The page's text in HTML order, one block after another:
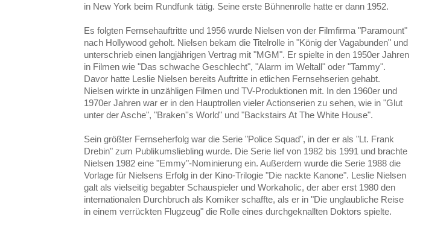
in New York beim Rundfunk tätig. Seine erste Bühnenrolle hatte er dann 1952.
Es folgten Fernsehauftritte und 1956 wurde Nielsen von der Filmfirma "Paramount"
nach Hollywood geholt. Nielsen bekam die Titelrolle in "König der Vagabunden" und
unterschrieb einen langjährigen Vertrag mit "MGM". Er spielte in den 1950er Jahren
in Filmen wie "Das schwache Geschlecht", "Alarm im Weltall" oder "Tammy".
Davor hatte Leslie Nielsen bereits Auftritte in etlichen Fernsehserien gehabt.
Nielsen wirkte in unzähligen Filmen und TV-Produktionen mit. In den 1960er und
1970er Jahren war er in den Hauptrollen vieler Actionserien zu sehen, wie in "Glut
unter der Asche", "Braken''s World" und "Backstairs At The White House".
Sein größter Fernseherfolg war die Serie "Police Squad", in der er als "Lt. Frank
Drebin" zum Publikumsliebling wurde. Die Serie lief von 1982 bis 1991 und brachte
Nielsen 1982 eine "Emmy"-Nominierung ein. Außerdem wurde die Serie 1988 die
Vorlage für Nielsens Erfolg in der Kino-Trilogie "Die nackte Kanone". Leslie Nielsen
galt als vielseitig begabter Schauspieler und Workaholic, der aber erst 1980 den
internationalen Durchbruch als Komiker schaffte, als er in "Die unglaubliche Reise
in einem verrückten Flugzeug" die Rolle eines durchgeknallten Doktors spielte.